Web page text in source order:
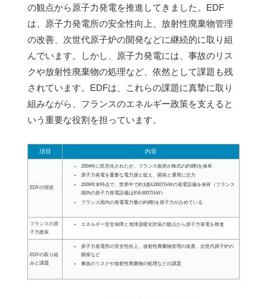
の観点から原子力発電を推進してきました。EDF
は、原子力発電所の安全性向上、放射性廃棄物管理
の改善、次世代原子炉の開発などに継続的に取り組
んでいます。しかし、原子力発電には、事故のリス
クや放射性廃棄物の処理など、依然として課題も残
されています。EDFは、これらの課題に真摯に取り
組みながら、フランスのエネルギー政策を支えると
いう重要な役割を担っています。
項目 内容
EDFの現状
2004年に民営化されたが、フランス政府が株式の約8割を保有
原子力発電を重要な電力源と捉え、開発と運用に注力
2009年末時点で、世界中で約1億4,000万kWの発電設備を保有（フランス
国内の原子力発電設備は約6,600万kW）
フランス国内の発電電力量の約8割を原子力が占めている
フランスの原
子力政策
エネルギー安全保障と地球温暖化対策の観点から原子力発電を推進
EDFの取り組
みと課題
原子力発電所の安全性向上、放射性廃棄物管理の改善、次世代原子炉の
開発など
事故のリスクや放射性廃棄物の処理などの課題